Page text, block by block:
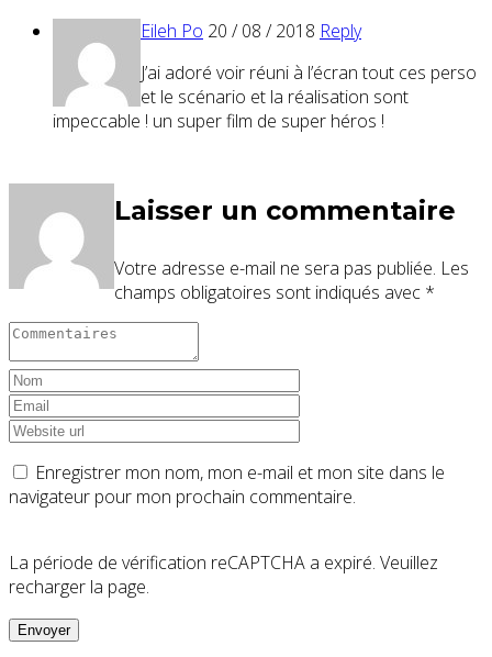
Eileh Po 20 / 08 / 2018 Reply
J’ai adoré voir réuni à l’écran tout ces perso
et le scénario et la réalisation sont
impeccable ! un super film de super héros !
Laisser un commentaire
Votre adresse e-mail ne sera pas publiée. Les
champs obligatoires sont indiqués avec *
Enregistrer mon nom, mon e-mail et mon site dans le
navigateur pour mon prochain commentaire.
La période de vérification reCAPTCHA a expiré. Veuillez
recharger la page.